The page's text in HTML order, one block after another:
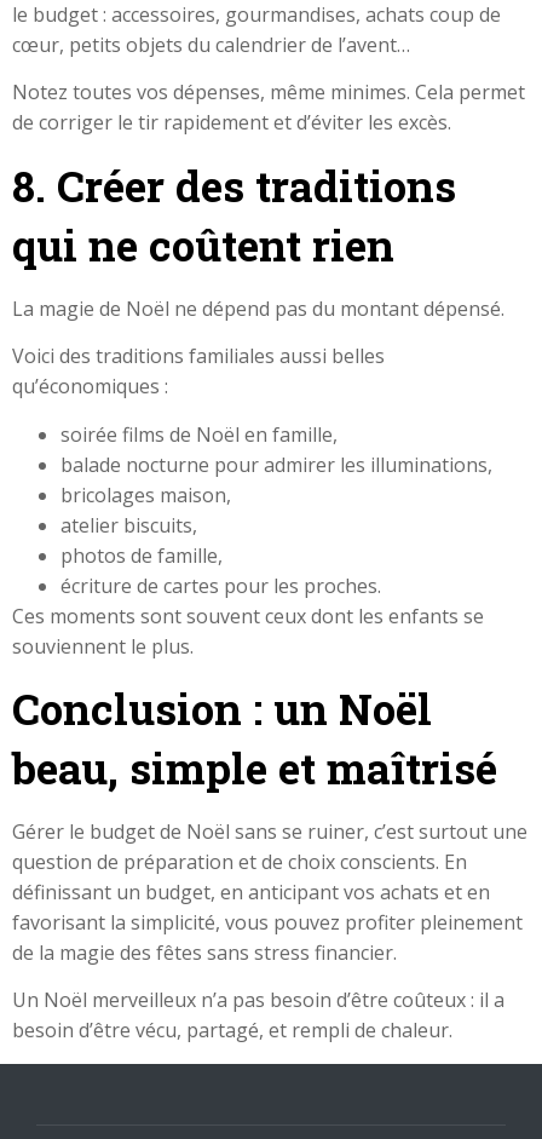
le budget : accessoires, gourmandises, achats coup de
cœur, petits objets du calendrier de l’avent…
Notez toutes vos dépenses, même minimes. Cela permet
de corriger le tir rapidement et d’éviter les excès.
8. Créer des traditions
qui ne coûtent rien
La magie de Noël ne dépend pas du montant dépensé.
Voici des traditions familiales aussi belles
qu’économiques :
soirée films de Noël en famille,
balade nocturne pour admirer les illuminations,
bricolages maison,
atelier biscuits,
photos de famille,
écriture de cartes pour les proches.
Ces moments sont souvent ceux dont les enfants se
souviennent le plus.
Conclusion : un Noël
beau, simple et maîtrisé
Gérer le budget de Noël sans se ruiner, c’est surtout une
question de préparation et de choix conscients. En
définissant un budget, en anticipant vos achats et en
favorisant la simplicité, vous pouvez profiter pleinement
de la magie des fêtes sans stress financier.
Un Noël merveilleux n’a pas besoin d’être coûteux : il a
besoin d’être vécu, partagé, et rempli de chaleur.